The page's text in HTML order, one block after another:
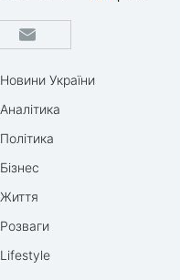
Новини України
Аналітика
Політика
Бізнес
Життя
Розваги
Lifestyle